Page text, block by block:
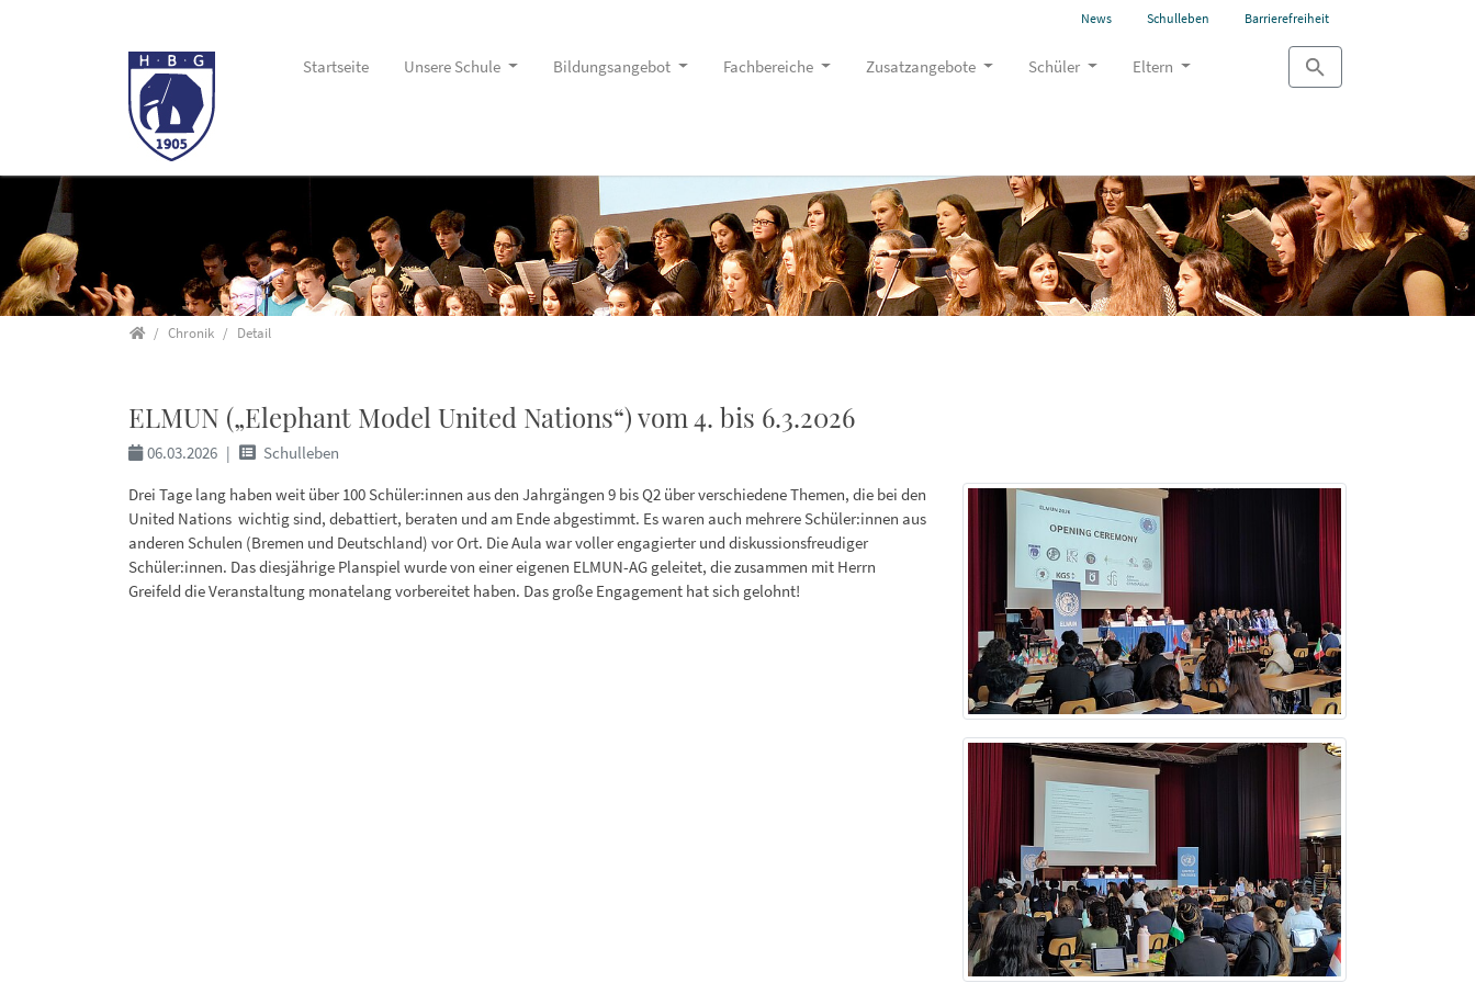
Direkt zur Hauptnavigation springen
Direkt zum Inhalt springen
News Schulleben Barrierefreiheit
Startseite Unsere Schule Bildungsangebot Fachbereiche Zusatzangebote Schüler Eltern
Startseite
Chronik Detail
ELMUN („Elephant Model United Nations“) vom 4. bis 6.3.2026
06.03.2026
Schulleben
Drei Tage lang haben weit über 100 Schüler:innen aus den Jahrgängen 9 bis Q2 über verschiedene Themen, die bei den
United Nations wichtig sind, debattiert, beraten und am Ende abgestimmt. Es waren auch mehrere Schüler:innen aus
anderen Schulen (Bremen und Deutschland) vor Ort. Die Aula war voller engagierter und diskussionsfreudiger
Schüler:innen. Das diesjährige Planspiel wurde von einer eigenen ELMUN-AG geleitet, die zusammen mit Herrn
Greifeld die Veranstaltung monatelang vorbereitet haben. Das große Engagement hat sich gelohnt!